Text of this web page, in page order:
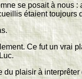
se posait à nous
étaient toujours
Ce fut un vrai
plaisir à